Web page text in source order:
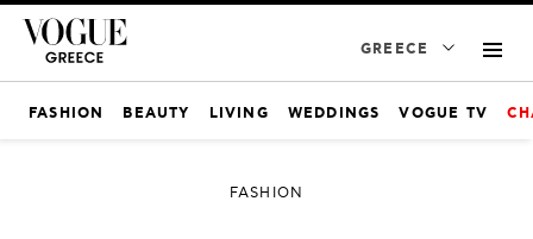
GREECE
FASHION BEAUTY LIVING WEDDINGS VOGUE TV
FASHION